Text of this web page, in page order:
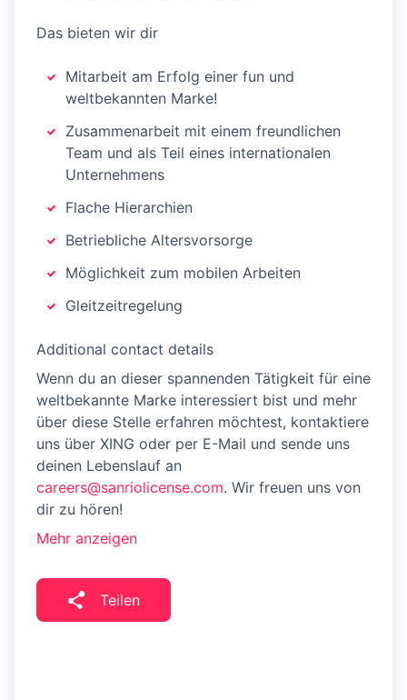
Das bieten wir dir
Mitarbeit am Erfolg einer fun und
weltbekannten Marke!
Zusammenarbeit mit einem freundlichen
Team und als Teil eines internationalen
Unternehmens
Flache Hierarchien
Betriebliche Altersvorsorge
Möglichkeit zum mobilen Arbeiten
Gleitzeitregelung
Additional contact details
Wenn du an dieser spannenden Tätigkeit für eine
weltbekannte Marke interessiert bist und mehr
über diese Stelle erfahren möchtest, kontaktiere
uns über XING oder per E-Mail und sende uns
deinen Lebenslauf an
careers@sanriolicense.com. Wir freuen uns von
dir zu hören!
Mehr anzeigen
Teilen